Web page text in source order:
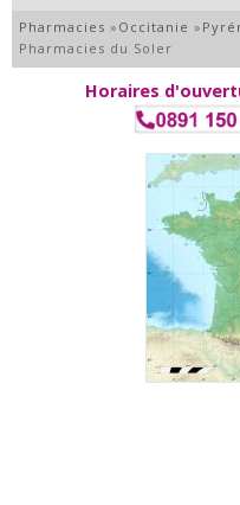
Pharmacies » Occitanie »
Pharmacies du Soler
Horaires